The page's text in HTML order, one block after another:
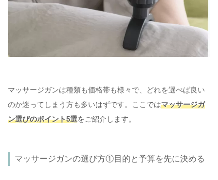
マッサージガンは種類も価格帯も様々で、どれを選べば良い
のか迷ってしまう方も多いはずです。ここではマッサージガ
ン選びのポイント5選をご紹介します。
マッサージガンの選び方①目的と予算を先に決める